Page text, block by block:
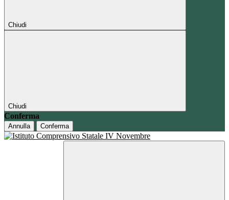
Chiudi
Chiudi
Conferma
Annulla Conferma